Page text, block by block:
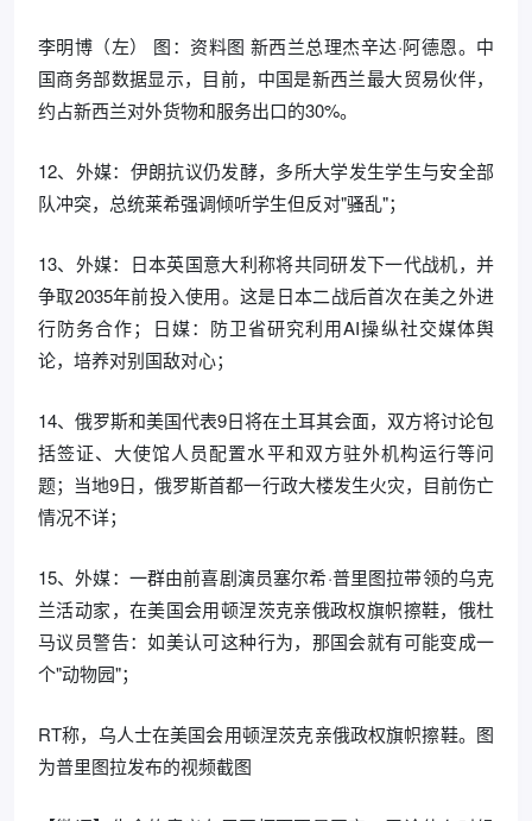
李明博（左） 图：资料图 新西兰总理杰辛达·阿德恩。中
国商务部数据显示，目前，中国是新西兰最大贸易伙伴，
约占新西兰对外货物和服务出口的30%。
12、外媒：伊朗抗议仍发酵，多所大学发生学生与安全部
队冲突，总统莱希强调倾听学生但反对"骚乱"；
13、外媒：日本英国意大利称将共同研发下一代战机，并
争取2035年前投入使用。这是日本二战后首次在美之外进
行防务合作；日媒：防卫省研究利用AI操纵社交媒体舆
论，培养对别国敌对心；
14、俄罗斯和美国代表9日将在土耳其会面，双方将讨论包
括签证、大使馆人员配置水平和双方驻外机构运行等问
题；当地9日，俄罗斯首都一行政大楼发生火灾，目前伤亡
情况不详；
15、外媒：一群由前喜剧演员塞尔希·普里图拉带领的乌克
兰活动家，在美国会用顿涅茨克亲俄政权旗帜擦鞋，俄杜
马议员警告：如美认可这种行为，那国会就有可能变成一
个"动物园"；
RT称，乌人士在美国会用顿涅茨克亲俄政权旗帜擦鞋。图
为普里图拉发布的视频截图